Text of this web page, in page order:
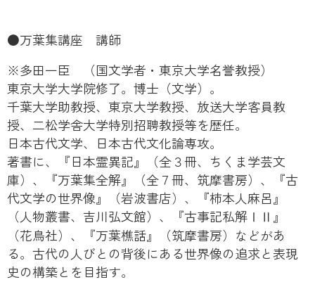
●万葉集講座 講師
※多田一臣 （国文学者・東京大学名誉教授）
東京大学大学院修了。博士（文学）。
千葉大学助教授、東京大学教授、放送大学客員教
授、二松学舎大学特別招聘教授等を歴任。
日本古代文学、日本古代文化論専攻。
著書に、『日本霊異記』（全３冊、ちくま学芸文
庫）、『万葉集全解』（全７冊、筑摩書房）、『古
代文学の世界像』（岩波書店）、『柿本人麻呂』
（人物叢書、吉川弘文館）、『古事記私解ⅠⅡ』
（花鳥社）、『万葉樵話』（筑摩書房）などがあ
る。古代の人びとの背後にある世界像の追求と表現
史の構築とを目指す。